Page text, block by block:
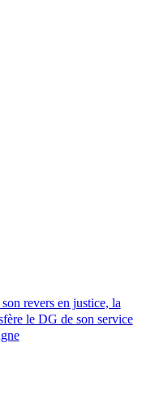
revers en justice, la
le DG de son service